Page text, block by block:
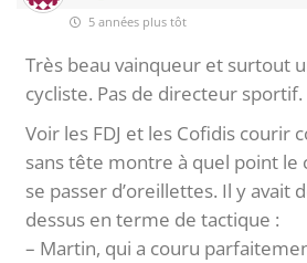
5 années plus tôt
Très beau vainqueur et surtout
cycliste. Pas de directeur sportif.
Voir les FDJ et les Cofidis courir
sans tête montre à quel point le
se passer d’oreillettes. Il y avait
dessus en terme de tactique :
– Martin, qui a couru